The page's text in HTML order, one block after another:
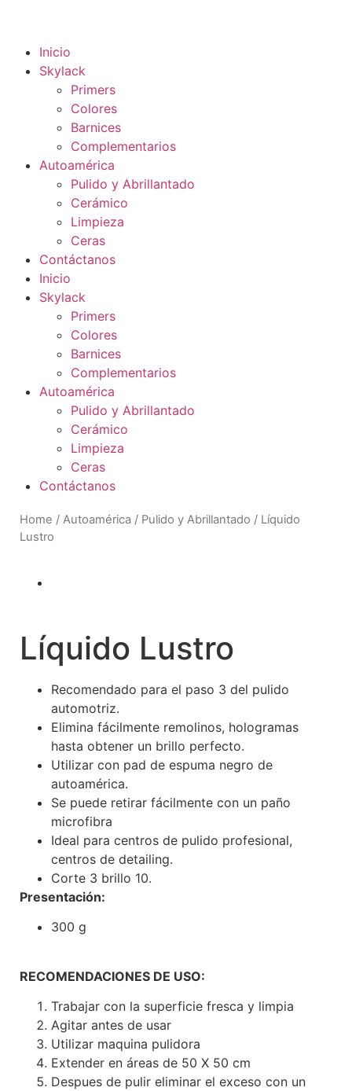
Inicio
Skylack
Primers
Colores
Barnices
Complementarios
Autoamérica
Pulido y Abrillantado
Cerámico
Limpieza
Ceras
Contáctanos
Inicio
Skylack
Primers
Colores
Barnices
Complementarios
Autoamérica
Pulido y Abrillantado
Cerámico
Limpieza
Ceras
Contáctanos
Home / Autoamérica / Pulido y Abrillantado / Líquido
Lustro
Líquido Lustro
Recomendado para el paso 3 del pulido
automotriz.
Elimina fácilmente remolinos, hologramas
hasta obtener un brillo perfecto.
Utilizar con pad de espuma negro de
autoamérica.
Se puede retirar fácilmente con un paño
microfibra
Ideal para centros de pulido profesional,
centros de detailing.
Corte 3 brillo 10.
Presentación:
300 g
RECOMENDACIONES DE USO:
Trabajar con la superficie fresca y limpia
Agitar antes de usar
Utilizar maquina pulidora
Extender en áreas de 50 X 50 cm
Despues de pulir eliminar el exceso con un